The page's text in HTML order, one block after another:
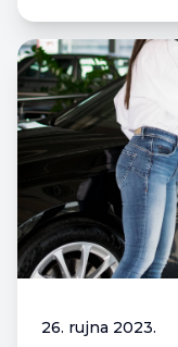
26. rujna 2023.